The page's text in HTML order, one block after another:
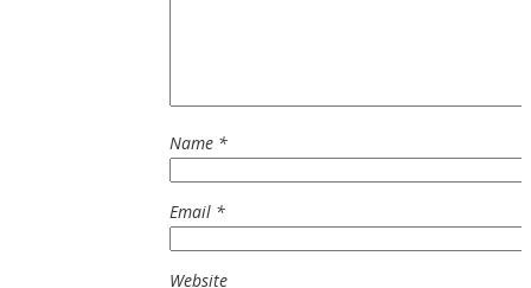
Name *
Email *
Website